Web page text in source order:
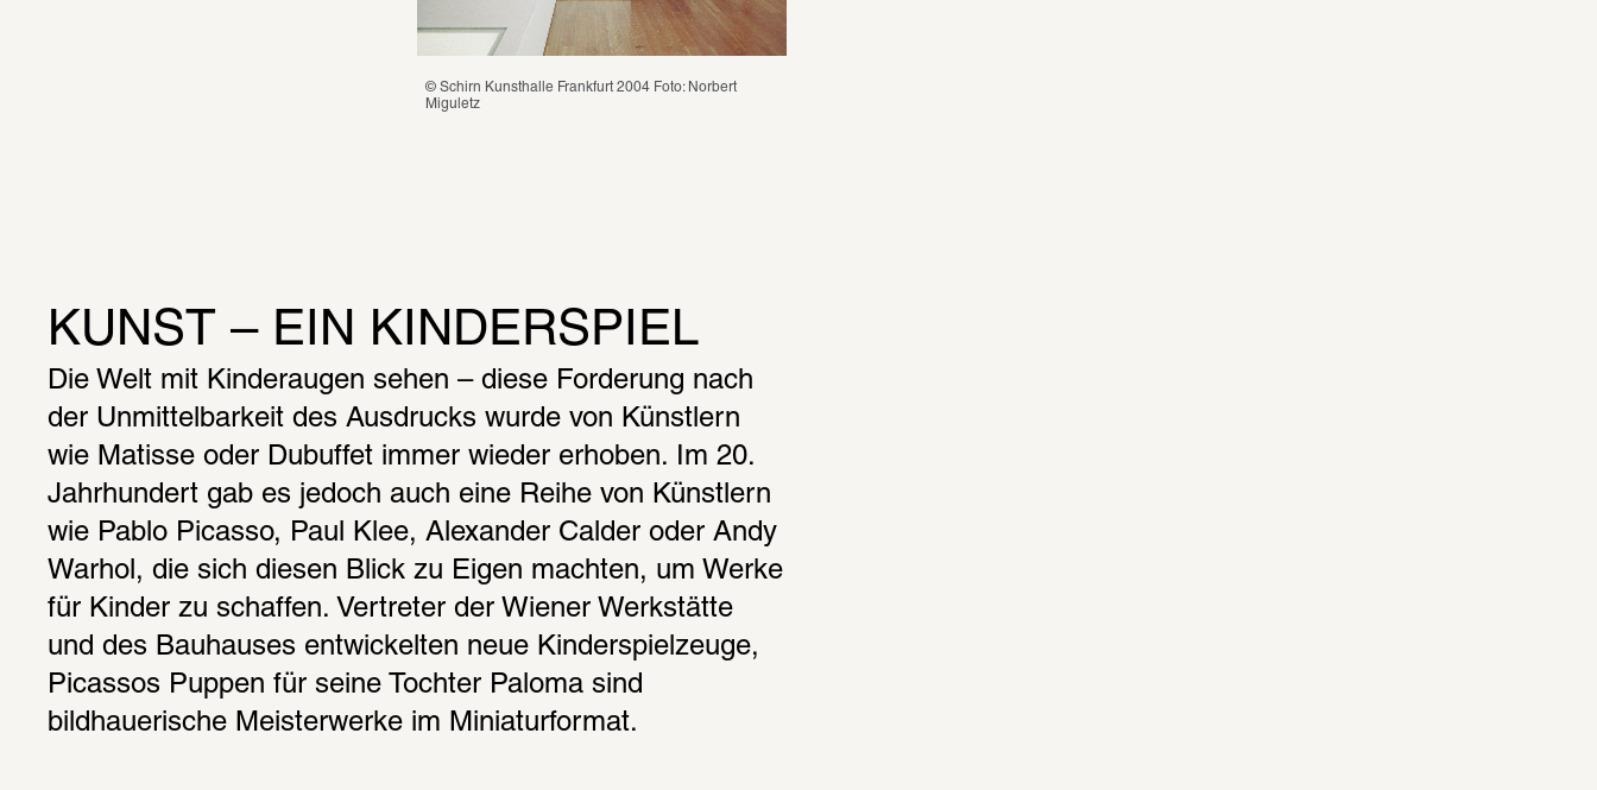
© Schirn Kunsthalle Frankfurt 2004 Foto: Norbert
Miguletz
KUNST – EIN KINDERSPIEL
Die Welt mit Kinderaugen sehen – diese Forderung nach
der Unmittelbarkeit des Ausdrucks wurde von Künstlern
wie Matisse oder Dubuffet immer wieder erhoben. Im 20.
Jahrhundert gab es jedoch auch eine Reihe von Künstlern
wie Pablo Picasso, Paul Klee, Alexander Calder oder Andy
Warhol, die sich diesen Blick zu Eigen machten, um Werke
für Kinder zu schaffen. Vertreter der Wiener Werkstätte
und des Bauhauses entwickelten neue Kinderspielzeuge,
Picassos Puppen für seine Tochter Paloma sind
bildhauerische Meisterwerke im Miniaturformat.